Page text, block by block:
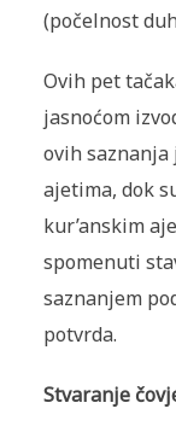
(počelnost
Ovih pet
jasnoćom
ovih
ajetima, dok
kur’anskim
spomenuti
saznanjem
potvrda.
Stvaranje